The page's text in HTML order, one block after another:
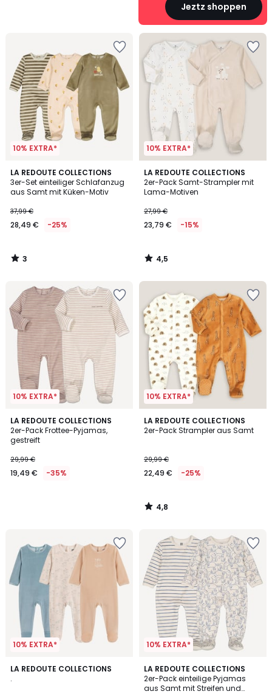
Jeztz shoppen
10% EXTRA*
LA REDOUTE COLLECTIONS
3er-Set einteiliger Schlafanzug
aus Samt mit Küken-Motiv
37,99 €
28,49 € -25%
3
/
5
3
/
10% EXTRA*
LA REDOUTE COLLECTIONS
2er-Pack Samt-Strampler mit
Lama-Motiven
27,99 €
23,79 € -15%
4,5
/ 5
4,5
/
10% EXTRA*
LA REDOUTE COLLECTIONS
2er-Pack Frottee-Pyjamas,
gestreift
29,99 €
19,49 € -35%
10% EXTRA*
LA REDOUTE COLLECTIONS
2er-Pack Strampler aus Samt
29,99 €
22,49 € -25%
4,8
/ 5
4,8
/
10% EXTRA*
LA REDOUTE COLLECTIONS
.
10% EXTRA*
LA REDOUTE COLLECTIONS
2er-Pack einteilige Pyjamas
aus Samt mit Streifen und
4,2
/ 5